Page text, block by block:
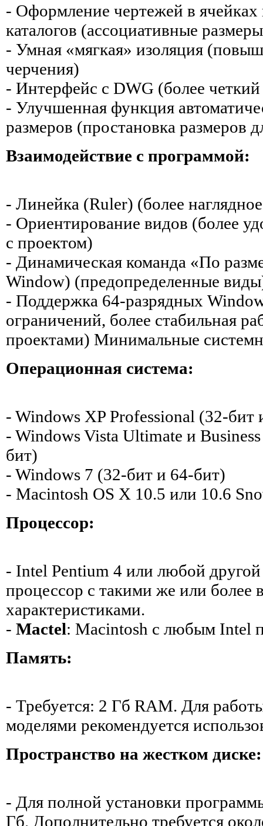
- Оформление чертежей в
каталогов (ассоциативные
- Умная «мягкая» изоляция
черчения)
- Интерфейс с DWG (более
- Улучшенная функция
размеров (простановка размеров
Взаимодействие с программой:
- Линейка (Ruler) (более
- Ориентирование видов (более
с проектом)
- Динамическая команда «По
Window) (предопределенные
- Поддержка 64-разрядных
ограничений, более стабильная
проектами) Минимальные
Операционная система:
- Windows XP Professional (32-бит
- Windows Vista Ultimate и
бит)
- Windows 7 (32-бит и 64-бит)
- Macintosh OS X 10.5 или 10.6
Процессор:
- Intel Pentium 4 или любой
процессор с такими же или более
характеристиками.
- Mactel: Macintosh с любым Intel
Память:
- Требуется: 2 Гб RAM. Для
моделями рекомендуется
Пространство на жестком диске:
- Для полной установки
Гб. Дополнительно требуется